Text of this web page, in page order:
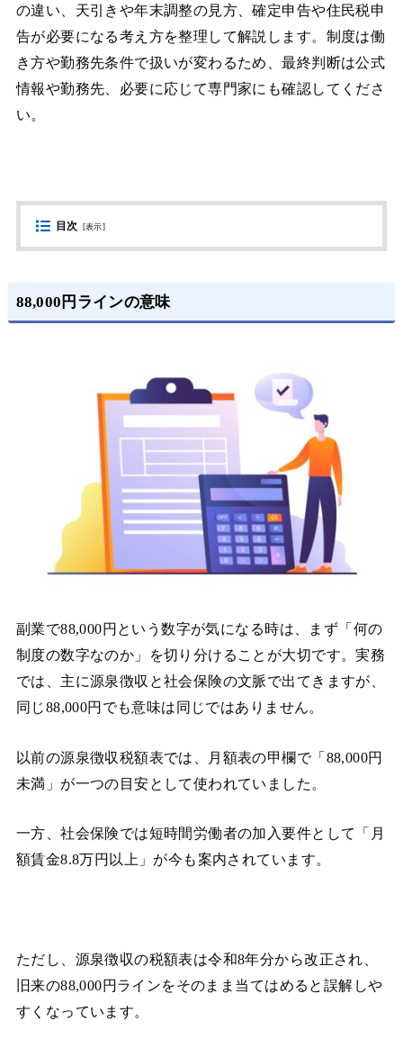
の違い、天引きや年末調整の見方、確定申告や住民税申
告が必要になる考え方を整理して解説します。制度は働
き方や勤務先条件で扱いが変わるため、最終判断は公式
情報や勤務先、必要に応じて専門家にも確認してくださ
い。
目次 [表示]
88,000円ラインの意味
副業で88,000円という数字が気になる時は、まず「何の
制度の数字なのか」を切り分けることが大切です。実務
では、主に源泉徴収と社会保険の文脈で出てきますが、
同じ88,000円でも意味は同じではありません。
以前の源泉徴収税額表では、月額表の甲欄で「88,000円
未満」が一つの目安として使われていました。
一方、社会保険では短時間労働者の加入要件として「月
額賃金8.8万円以上」が今も案内されています。
ただし、源泉徴収の税額表は令和8年分から改正され、
旧来の88,000円ラインをそのまま当てはめると誤解しや
すくなっています。